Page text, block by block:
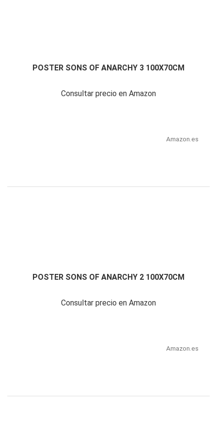
POSTER SONS OF ANARCHY 3 100X70CM
Consultar precio en Amazon
Amazon.es
POSTER SONS OF ANARCHY 2 100X70CM
Consultar precio en Amazon
Amazon.es